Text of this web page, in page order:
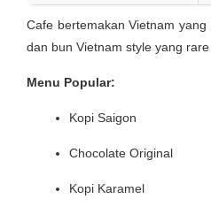
Cafe bertemakan Vietnam
dan bun Vietnam style yang rare
Menu Popular:
Kopi Saigon
Chocolate Original
Kopi Karamel